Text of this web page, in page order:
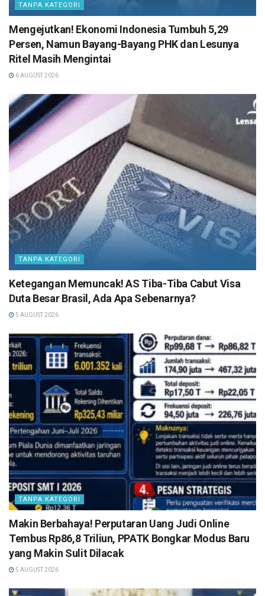
TANPA KATEGORI
Mengejutkan! Ekonomi Indonesia Tumbuh 5,29
Persen, Namun Bayang-Bayang PHK dan Lesunya
Ritel Masih Mengintai
6 AUGUST 2026
TANPA KATEGORI
Ketegangan Memuncak! AS Tiba-Tiba Cabut Visa
Duta Besar Brasil, Ada Apa Sebenarnya?
5 AUGUST 2026
TANPA KATEGORI
Makin Berbahaya! Perputaran Uang Judi Online
Tembus Rp86,8 Triliun, PPATK Bongkar Modus Baru
yang Makin Sulit Dilacak
5 AUGUST 2026